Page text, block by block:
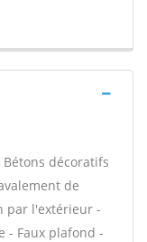
décoratifs
de
par l'extérieur -
- Faux plafond -